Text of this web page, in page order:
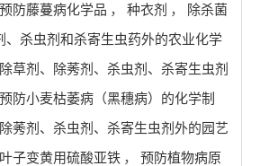
预防藤蔓病化学品 ， 种衣剂 ，
除杀菌
、杀虫剂和杀寄生虫药外的农业化学
草剂、除莠剂、杀虫剂、杀寄生虫剂
预防小麦枯萎病（黑穗病）的化学制
莠剂、杀虫剂、杀寄生虫剂外的园艺
子变黄用硫酸亚铁 ，
预防植物病原